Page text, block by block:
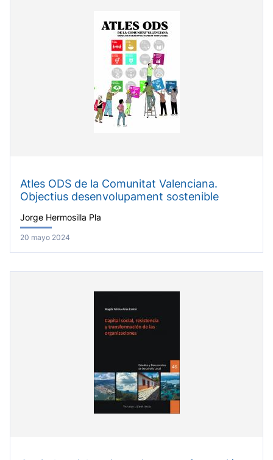
Atles ODS de la Comunitat Valenciana.
Objectius desenvolupament sostenible
Jorge Hermosilla Pla
20 mayo 2024